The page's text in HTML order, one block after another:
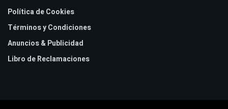
Política de Cookies
Términos y Condiciones
Anuncios & Publicidad
Libro de Reclamaciones